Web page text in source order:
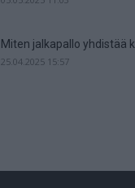
Miten jalkapallo yhdistää
25.04.2025 15:57